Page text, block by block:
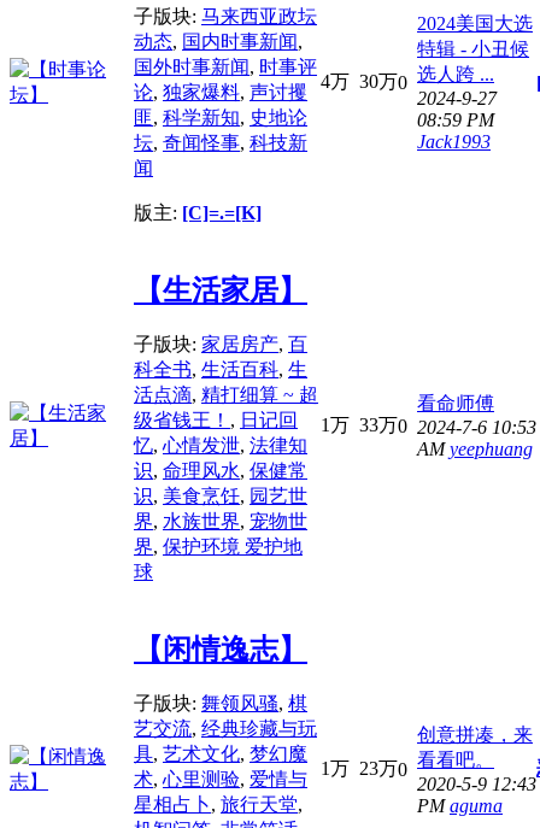
子版块: 马来西亚政坛
动态, 国内时事新闻,
国外时事新闻, 时事评
论, 独家爆料, 声讨攫
匪, 科学新知, 史地论
坛, 奇闻怪事, 科技新
闻
版主: [C]=.=[K]
4万 30万0
2024美国大选
特辑 - 小丑候
选人跨 ...
2024-9-27
08:59 PM
Jack1993
【生活家居】
子版块: 家居房产, 百
科全书, 生活百科, 生
活点滴, 精打细算 ~ 超
级省钱王！ , 日记回
忆, 心情发泄, 法律知
识, 命理风水, 保健常
识, 美食烹饪, 园艺世
界, 水族世界, 宠物世
界, 保护环境 爱护地
球
1万 33万0
看命师傅
2024-7-6 10:53
AMyeephuang
【闲情逸志】
子版块: 舞领风骚, 棋
艺交流, 经典珍藏与玩
具, 艺术文化, 梦幻魔
术, 心里测验, 爱情与
星相占卜, 旅行天堂,
1万 23万0
创意拼凑，来
看看吧。
2020-5-9 12:43
PMaguma